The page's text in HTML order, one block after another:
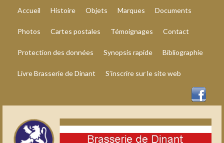
Accueil Histoire Objets Marques Documents
Photos Cartes postales Témoignages Contact
Protection des données Synopsis rapide Bibliographie
Livre Brasserie de Dinant S’inscrire sur le site web